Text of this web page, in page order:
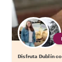
Disfruta Dublín